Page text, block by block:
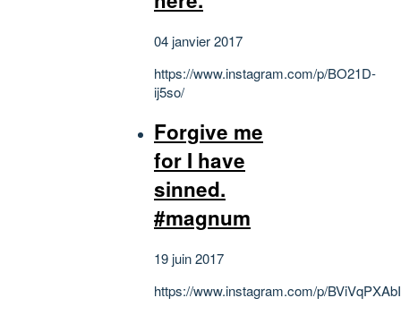
04 janvier 2017
https://www.instagram.com/p/BO21D-
ij5so/
Forgive me
for I have
sinned.
#magnum
19 juin 2017
https://www.instagram.com/p/